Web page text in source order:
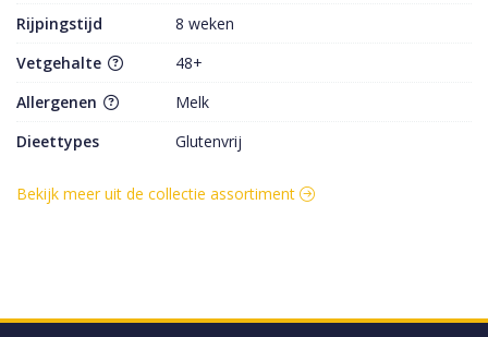
Rijpingstijd
8 weken
Vetgehalte
48+
Allergenen
Melk
Dieettypes
Glutenvrij
Bekijk meer uit de collectie assortiment